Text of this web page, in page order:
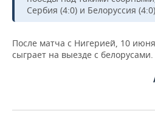
Сербия (4:0) и Белоруссия
После матча с Нигерией, 10
сыграет на выезде с белорусами.